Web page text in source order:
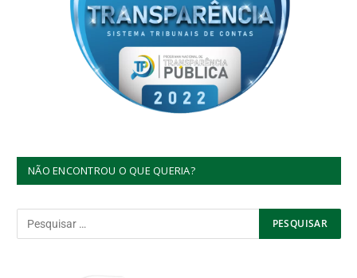
NÃO ENCONTROU O QUE QUERIA?